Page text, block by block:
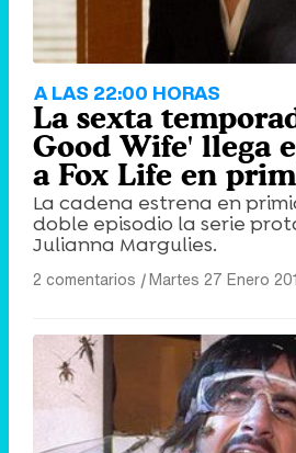
A LAS 22:00 HORAS
La sexta
Good Wife' llega
a Fox Life en
La cadena estrena en
doble episodio la serie
Julianna Margulies.
2 comentarios |Martes 27 Enero